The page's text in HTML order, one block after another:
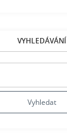
VYHLEDÁVÁNÍ